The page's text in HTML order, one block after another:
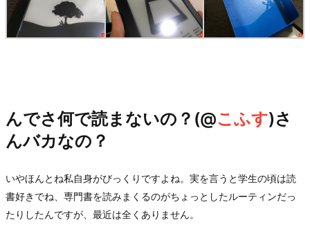
んでさ何で読まないの？(@こふす)さ
んバカなの？
いやほんとね私自身がびっくりですよね。実を言うと学生の頃は読
書好きでね、専門書を読みまくるのがちょっとしたルーティンだっ
たりしたんですが、最近は全くありません。